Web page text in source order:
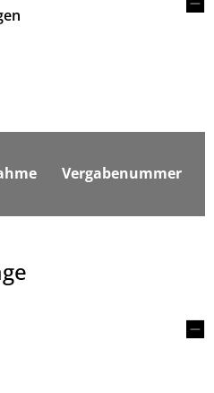
Vergabenummer